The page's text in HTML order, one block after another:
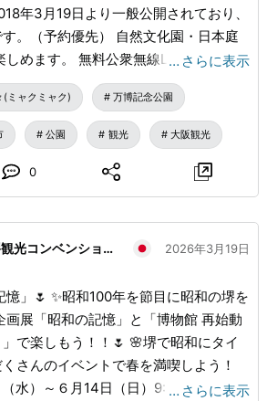
年3月19日より一般公開されており、
先） 自然文化園・日本庭
しめます。 無料公衆無線LANサービス
入されています。 EXPO'70パビ
の資料を展示しています。 国立民
） 民族学や文化人類学に関する調査
の諸民族の社会と文化に関する情報を
会に出
引き継いだ施設です。 国内外の陶磁
示しています。 迎賓館 日本万
の接待などに利用されました。 現在
示会などに利用されています。
… さらに表示
(ミャクミャク) 万博記念公園
公園 観光 大阪観光
0
コンベンション協会 2026年3月19日
目に昭和の堺を
画展「昭和の記憶」と「博物館 再始動
で楽しもう！！🌷 🌸堺で昭和にタイ
さんのイベントで春を満喫しよう！
水）～６月14日（日）9:30～
… さらに表示